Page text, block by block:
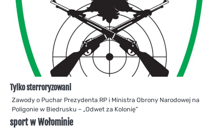
Tylko sterroryzowani
Zawody o Puchar Prezydenta RP i Ministra Obrony Narodowej na
Poligonie w Biedrusku – „Odwet za Kolonię”
sport w Wołominie